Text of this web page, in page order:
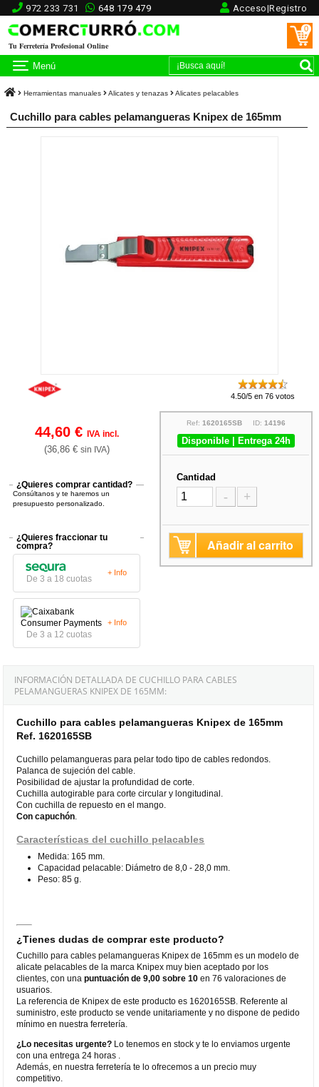
972 233 731 648 179 479 Acceso|Registro
Tu Ferretería Profesional Online
0
Menú
Herramientas manuales Alicates y tenazas Alicates pelacables
Cuchillo para cables pelamangueras Knipex de 165mm
4.50/5 en 76 votos
44,60 € IVA incl.
(36,86 € sin IVA)
¿Quieres comprar cantidad?
Consúltanos y te haremos un
presupuesto personalizado.
¿Quieres fraccionar tu
compra?
De 3 a 18 cuotas
+ Info
De 3 a 12 cuotas
+ Info
Ref: 1620165SBID: 14196
Disponible | Entrega 24h
Cantidad
- +
Añadir al carrito
INFORMACIÓN DETALLADA DE CUCHILLO PARA CABLES
PELAMANGUERAS KNIPEX DE 165MM:
Cuchillo para cables pelamangueras Knipex de 165mm
Ref. 1620165SB
Cuchillo pelamangueras para pelar todo tipo de cables redondos.
Palanca de sujeción del cable.
Posibilidad de ajustar la profundidad de corte.
Cuchilla autogirable para corte circular y longitudinal.
Con cuchilla de repuesto en el mango.
Con capuchón
Características del cuchillo pelacables
Medida: 165 mm.
Capacidad pelacable: Diámetro de 8,0 - 28,0 mm.
Peso: 85 g.
¿Tienes dudas de comprar este producto?
Cuchillo para cables pelamangueras Knipex de 165mm es un modelo de
alicate pelacables de la marca Knipex muy bien aceptado por los
clientes, con unapuntuación de 9,00 sobre 10 en 76 valoraciones de
usuarios.
La referencia de Knipex de este producto es 1620165SB. Referente al
suministro, este producto se vende unitariamente y no dispone de pedido
mínimo en nuestra ferretería.
¿Lo necesitas urgente? Lo tenemos en stock y te lo enviamos urgente
con una entrega 24 horas .
Además, en nuestra ferretería te lo ofrecemos a un precio muy
competitivo.